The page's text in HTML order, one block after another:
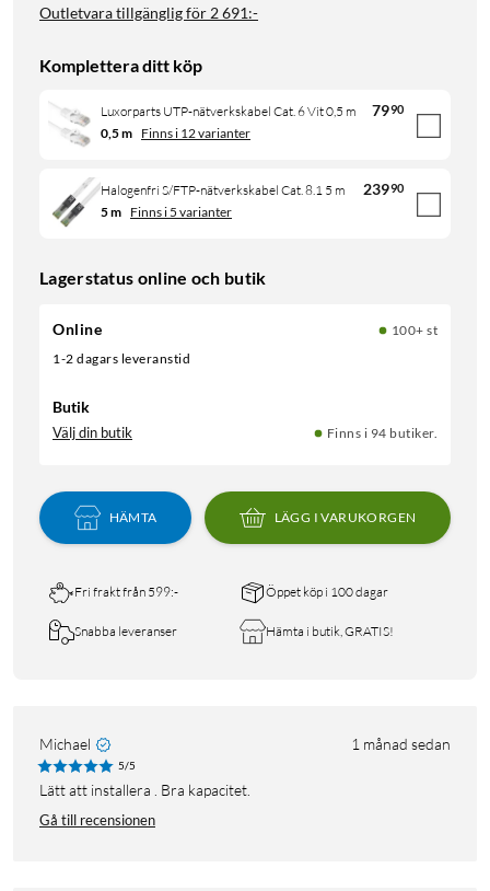
Outletvara tillgänglig för2 691:-
Komplettera ditt köp
Luxorparts UTP-nätverkskabel Cat. 6 Vit 0,5 m 7990
0,5 m Finns i 12 varianter
Halogenfri S/FTP-nätverkskabel Cat. 8.1 5 m 23990
5 m Finns i 5 varianter
Lagerstatus online och butik
Online
100+ st
1-2 dagars leveranstid
Butik
Välj din butik Finns i 94 butiker.
HÄMTA LÄGG I VARUKORGEN
Fri frakt från 599:- Öppet köp i 100 dagar
Snabba leveranser Hämta i butik, GRATIS!
Michael 1 månad sedan
5/5
Lätt att installera . Bra kapacitet.
Gå till recensionen